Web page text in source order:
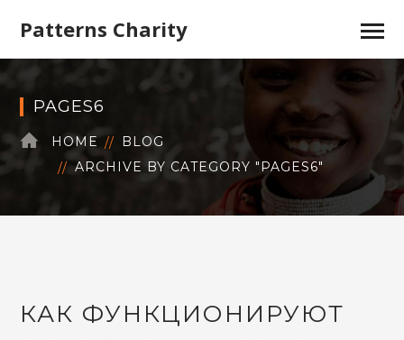
Patterns Charity
PAGES6
HOME
BLOG
ARCHIVE BY CATEGORY "PAGES6"
КАК ФУНКЦИОНИРУЮТ